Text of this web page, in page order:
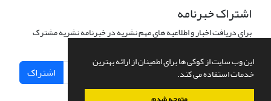
این وب سایت از کوکی ها برای اطمینان از ارائه بهترین
خدمات استفاده می کند.
اشتراک خبرنامه
برای دریافت اخبار و اطلاعیه های مهم نشریه در خبرنامه نشریه مشترک
اشتراک